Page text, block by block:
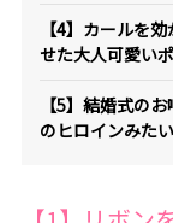
【4】カールを
せた大人可愛い
【5】結婚式の
のヒロインみた